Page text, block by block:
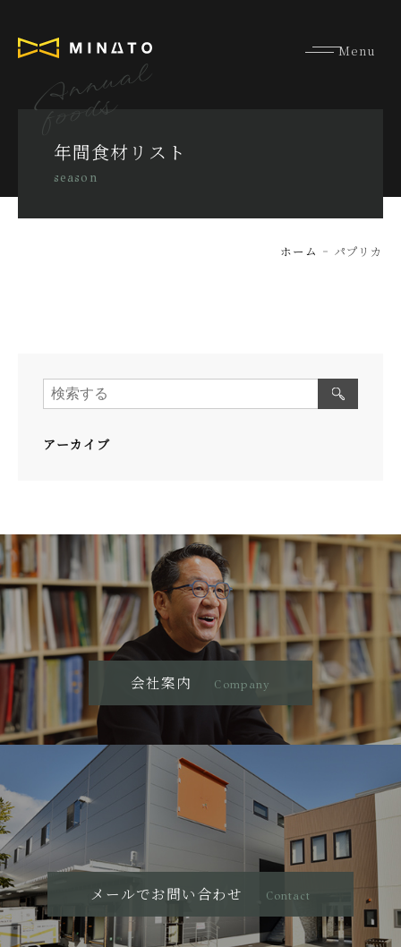
年間食材リスト
season
Annual
foods
ホーム パプリカ
アーカイブ
会社案内 Company
メールでお問い合わせ Contact